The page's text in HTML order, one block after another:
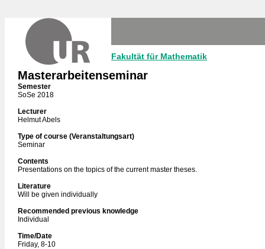
Fakultät für Mathematik
Masterarbeitenseminar
Semester
SoSe 2018
Lecturer
Helmut Abels
Type of course (Veranstaltungsart)
Seminar
Contents
Presentations on the topics of the current master theses.
Literature
Will be given individually
Recommended previous knowledge
Individual
Time/Date
Friday, 8-10